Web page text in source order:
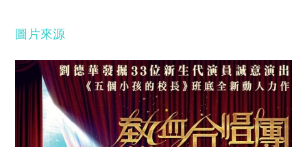
圖片來源